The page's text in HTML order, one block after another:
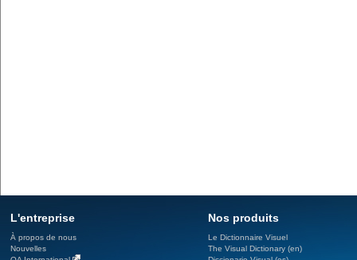
L'entreprise
À propos de nous
Nouvelles
Nos produits
Le Dictionnaire Visuel
The Visual Dictionary (en)